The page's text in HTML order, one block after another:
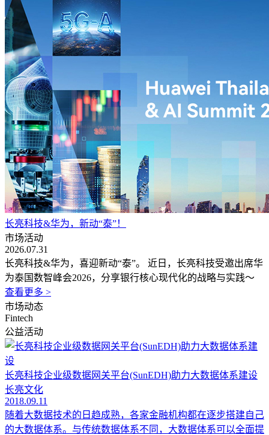
长亮科技&华为，新动“泰”！
市场活动
2026.07.31
长亮科技&华为，喜迎新动“泰”。 近日，长亮科技受邀出席华
为泰国数智峰会2026，分享银行核心现代化的战略与实践～
查看更多 >
市场动态
Fintech
公益活动
长亮科技企业级数据网关平台(SunEDH)助力大数据体系建设
长亮文化
2018.09.11
随着大数据技术的日趋成熟，各家金融机构都在逐步搭建自己
的大数据体系。与传统数据体系不同，大数据体系可以全面提